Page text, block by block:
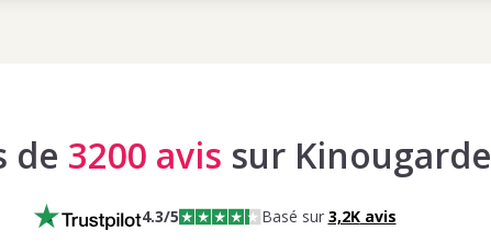
de 3200 avis sur Kinougarde
4.3/5 Basé sur 3,2Kavis